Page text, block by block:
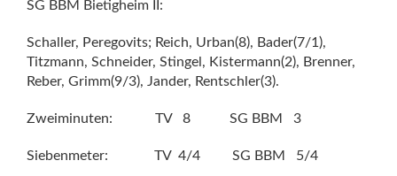
SG BBM Bietigheim II:
Schaller, Peregovits; Reich, Urban(8), Bader(7/1),
Titzmann, Schneider, Stingel, Kistermann(2), Brenner,
Reber, Grimm(9/3), Jander, Rentschler(3).
Zweiminuten: TV 8 SG BBM 3
Siebenmeter: TV 4/4 SG BBM 5/4